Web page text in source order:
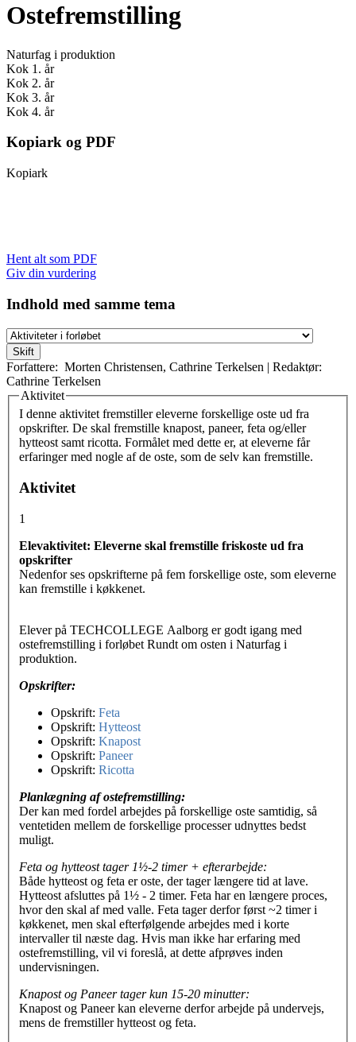
Ostefremstilling
Naturfag i produktion
Kok 1. år
Kok 2. år
Kok 3. år
Kok 4. år
Kopiark og PDF
Kopiark
Hent alt som PDF
Giv din vurdering
Indhold med samme tema
Forfattere: Morten Christensen, Cathrine Terkelsen | Redaktør:
Cathrine Terkelsen
Vertikale faneblade
Aktivitet
I denne aktivitet fremstiller eleverne forskellige oste ud fra
opskrifter. De skal fremstille knapost, paneer, feta og/eller
hytteost samt ricotta. Formålet med dette er, at eleverne får
erfaringer med nogle af de oste, som de selv kan fremstille.
Aktivitet
1
Elevaktivitet: Eleverne skal fremstille friskoste ud fra
opskrifter
Nedenfor ses opskrifterne på fem forskellige oste, som eleverne
kan fremstille i køkkenet.
Elever på TECHCOLLEGE Aalborg er godt igang med
ostefremstilling i forløbet Rundt om osten i Naturfag i
produktion.
Opskrifter:
Opskrift: Feta
Opskrift: Hytteost
Opskrift: Knapost
Opskrift: Paneer
Opskrift: Ricotta
Planlægning af ostefremstilling:
Der kan med fordel arbejdes på forskellige oste samtidig, så
ventetiden mellem de forskellige processer udnyttes bedst
muligt.
Feta og hytteost tager 1½-2 timer + efterarbejde:
Både hytteost og feta er oste, der tager længere tid at lave.
Hytteost afsluttes på 1½ - 2 timer. Feta har en længere proces,
hvor den skal af med valle. Feta tager derfor først ~2 timer i
køkkenet, men skal efterfølgende arbejdes med i korte
intervaller til næste dag. Hvis man ikke har erfaring med
ostefremstilling, vil vi foreslå, at dette afprøves inden
undervisningen.
Knapost og Paneer tager kun 15-20 minutter:
Knapost og Paneer kan eleverne derfor arbejde på undervejs,
mens de fremstiller hytteost og feta.